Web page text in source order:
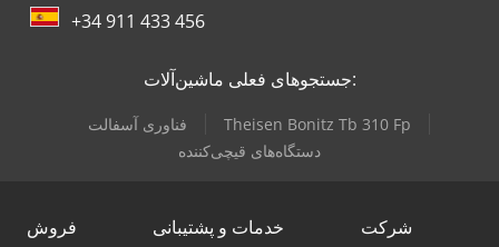
+34 911 433 456
جستجوهای فعلی ماشین‌آلات:
فناوری آسفالت
Theisen Bonitz Tb 310 Fp
دستگاه‌های قیچی‌کننده
فروش خدمات و پشتیبانی شرکت